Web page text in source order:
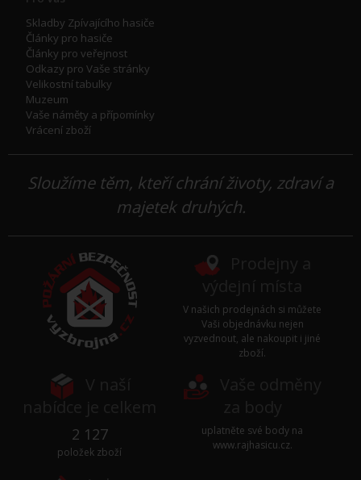
Skladby Zpívajícího hasiče
Články pro hasiče
Články pro veřejnost
Odkazy pro Vaše stránky
Velikostní tabulky
Muzeum
Vaše náměty a přípomínky
Vrácení zboží
Sloužíme těm, kteří chrání životy, zdraví a
majetek druhých.
V našich prodejnách si můžete
Vaši objednávku nejen
vyzvednout, ale nakoupit i jiné
zboží.
2 127
položek zboží
uplatněte své body na
www.rajhasicu.cz.